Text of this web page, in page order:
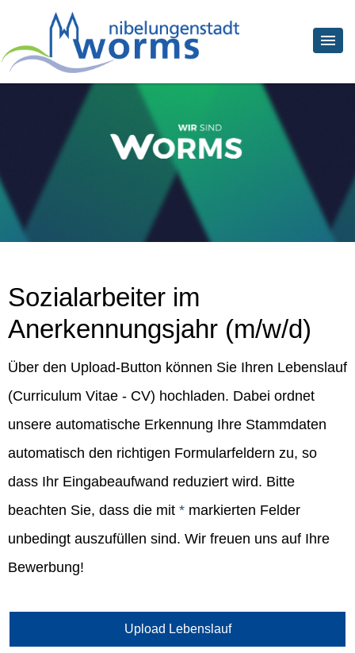
Sozialarbeiter im
Anerkennungsjahr (m/w/d)
Über den Upload-Button können Sie Ihren Lebenslauf
(Curriculum Vitae - CV) hochladen. Dabei ordnet
unsere automatische Erkennung Ihre Stammdaten
automatisch den richtigen Formularfeldern zu, so
dass Ihr Eingabeaufwand reduziert wird. Bitte
beachten Sie, dass die mit * markierten Felder
unbedingt auszufüllen sind. Wir freuen uns auf Ihre
Bewerbung!
Upload Lebenslauf